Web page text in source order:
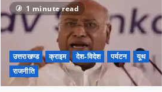
1 minute read
उत्तराखण्ड क्राइम देश-विदेश पर्यटन
यूथ
राजनीति